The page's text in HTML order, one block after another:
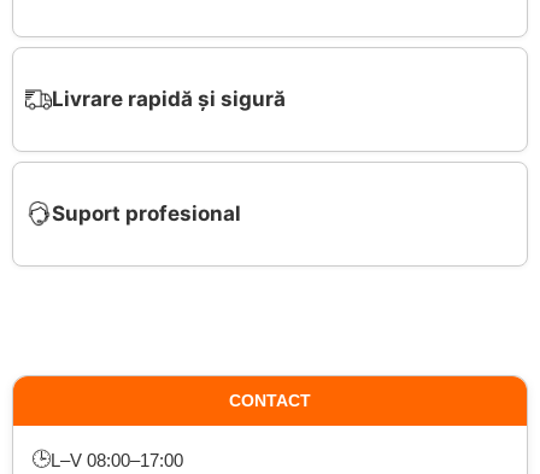
Livrare rapidă și sigură
Suport profesional
CONTACT
🕒L–V 08:00–17:00